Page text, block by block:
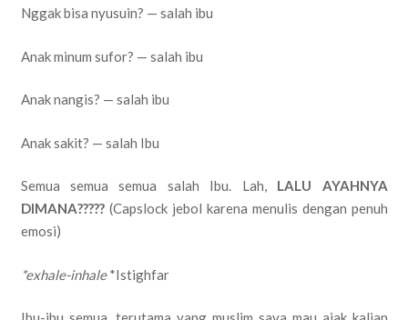
Nggak bisa nyusuin? — salah ibu
Anak minum sufor? — salah ibu
Anak nangis? — salah ibu
Anak sakit? — salah Ibu
Semua semua semua salah Ibu. Lah, LALU AYAHNYA
DIMANA?????(Capslock jebol karena menulis dengan penuh
emosi)
*exhale-inhale*Istighfar